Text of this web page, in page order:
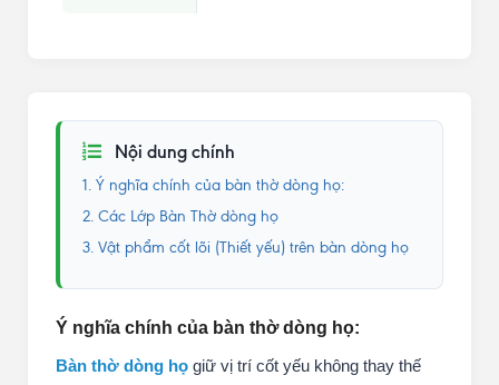
Nội dung chính
1. Ý nghĩa chính của bàn thờ dòng họ:
2. Các Lớp Bàn Thờ dòng họ
3. Vật phẩm cốt lõi (Thiết yếu) trên bàn dòng họ
Ý nghĩa chính của bàn thờ dòng họ:
Bàn thờ dòng họ giữ vị trí cốt yếu không thay thế